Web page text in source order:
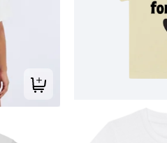
Tilføj til kurv